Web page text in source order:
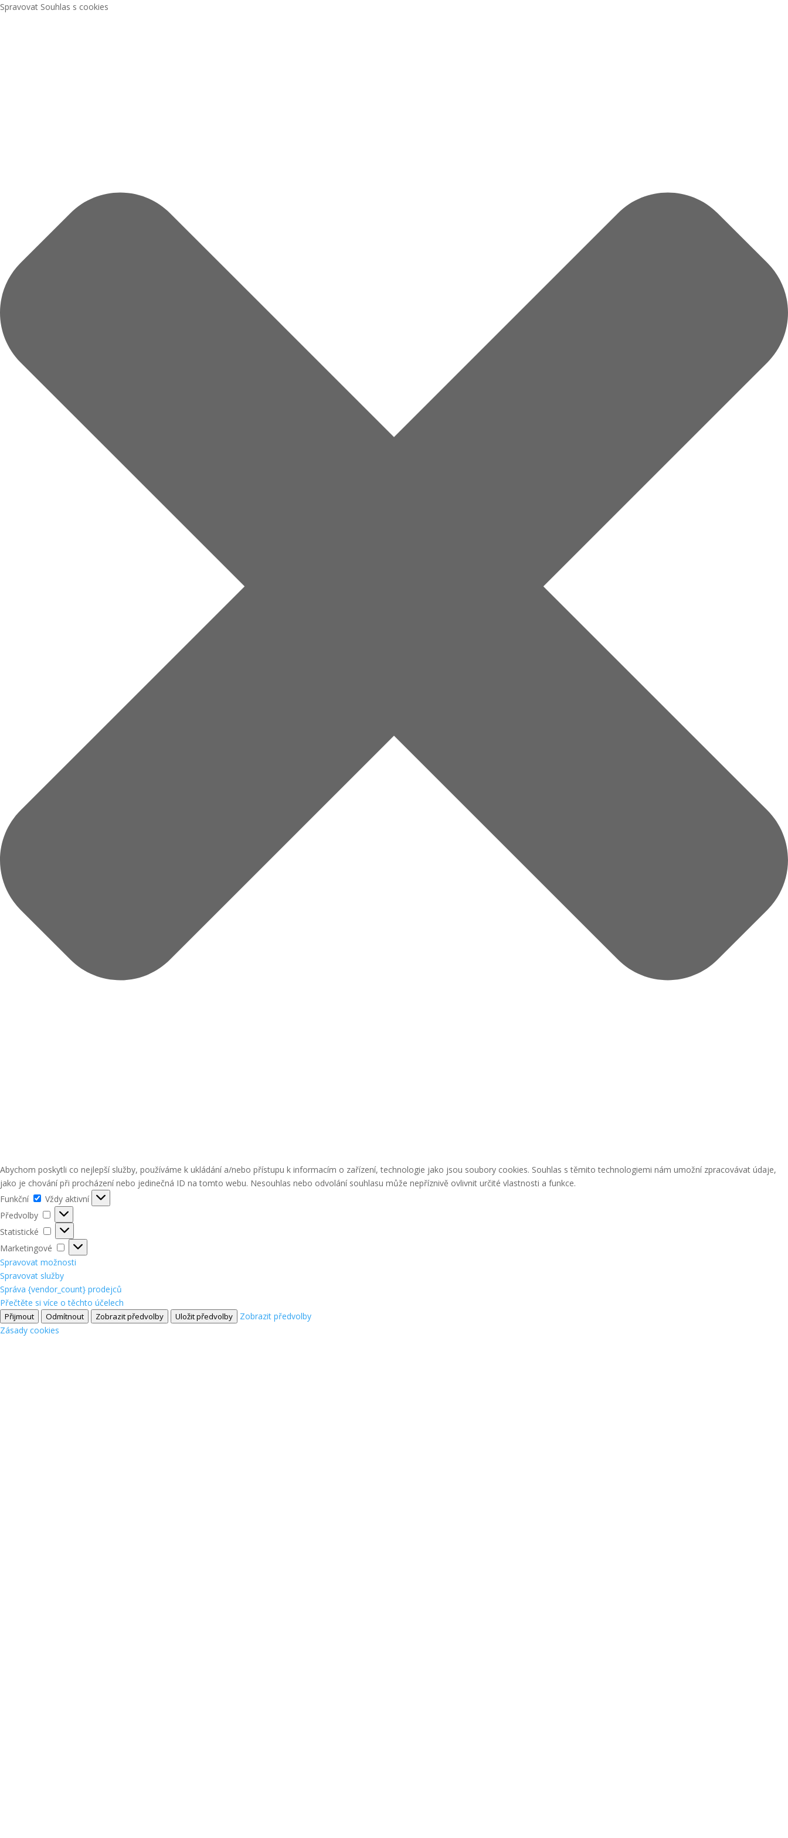
Spravovat Souhlas s cookies
Abychom poskytli co nejlepší služby, používáme k ukládání a/nebo přístupu k informacím o zařízení, technologie jako jsou soubory cookies. Souhlas s těmito technologiemi nám umožní zpracovávat údaje,
jako je chování při procházení nebo jedinečná ID na tomto webu. Nesouhlas nebo odvolání souhlasu může nepříznivě ovlivnit určité vlastnosti a funkce.
Funkční
Funkční
Vždy aktivní
Předvolby
Předvolby
Statistické
Statistické
Marketingové
Marketingové
Spravovat možnosti
Spravovat služby
Správa {vendor_count} prodejců
Přečtěte si více o těchto účelech
Přijmout Odmítnout Zobrazit předvolby Uložit předvolby
Zobrazit předvolby
Zásady cookies